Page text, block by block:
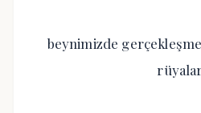
beynimizde